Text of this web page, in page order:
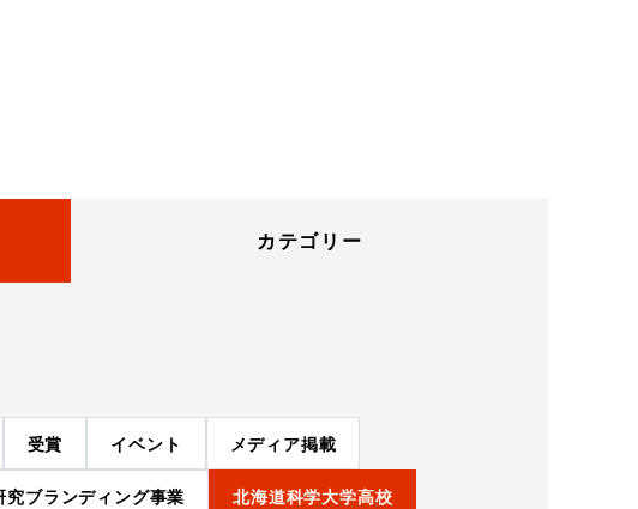
カテゴリー
受賞 イベント メディア掲載
究ブランディング事業 北海道科学大学高校